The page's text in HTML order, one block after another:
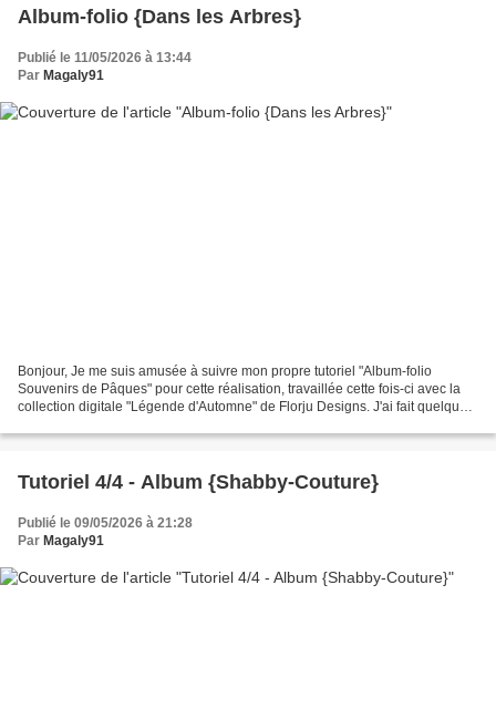
Album-folio {Dans les Arbres}
Publié le 11/05/2026 à 13:44
Par Magaly91
Bonjour, Je me suis amusée à suivre mon propre tutoriel "Album-folio
Souvenirs de Pâques" pour cette réalisation, travaillée cette fois-ci avec la
collection digitale "Légende d'Automne" de Florju Designs. J'ai fait quelques
Tutoriel 4/4 - Album {Shabby-Couture}
Publié le 09/05/2026 à 21:28
Par Magaly91